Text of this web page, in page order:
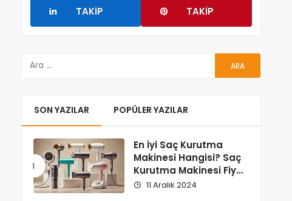
TAKIP TAKIP
SON YAZILAR POPÜLER YAZILAR
En İyi Saç Kurutma
Makinesi Hangisi? Saç
Kurutma Makinesi Fiyat
ve Performans
11 Aralık 2024